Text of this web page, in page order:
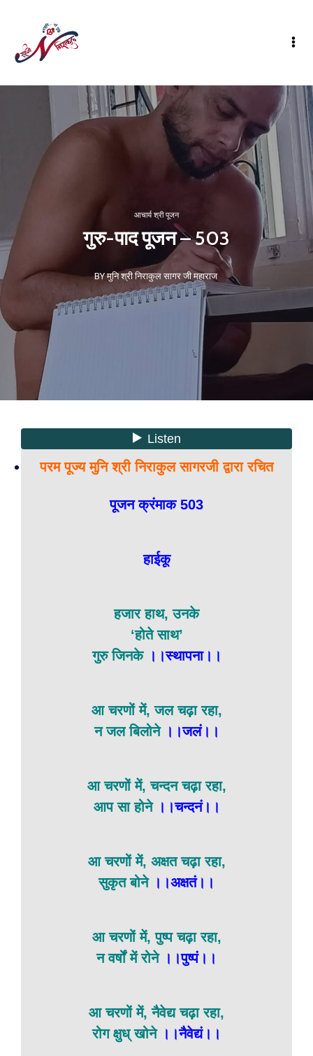
आचार्य श्री पूजन
गुरु-पाद पूजन – 503
BY मुनि श्री निराकुल सागर जी महाराज
परम पूज्य मुनि श्री निराकुल सागरजी द्वारा रचित
पूजन क्रंमाक 503
हाईकू
हजार हाथ, उनके
‘होते साथ’
गुरु जिनके ।।स्थापना।।
आ चरणों में, जल चढ़ा रहा,
न जल बिलोने।।जलं।।
आ चरणों में, चन्दन चढ़ा रहा,
आप सा होने।।चन्दनं।।
आ चरणों में, अक्षत चढ़ा रहा,
सुकृत बोने।।अक्षतं।।
आ चरणों में, पुष्प चढ़ा रहा,
न वर्षों में रोने।।पुष्पं।।
आ चरणों में, नैवेद्य चढ़ा रहा,
रोग क्षुध् खोने ।।नैवेद्यं।।